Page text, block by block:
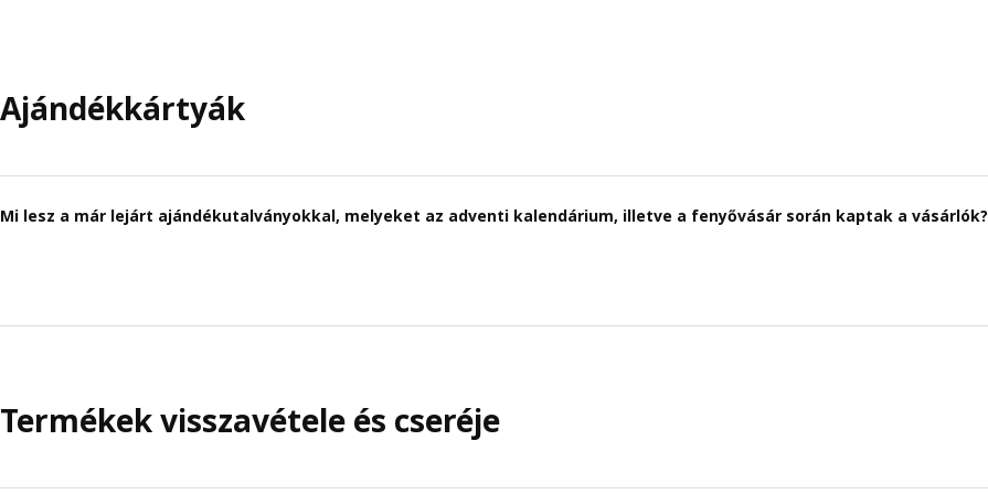
Ajándékkártyák
Mi lesz a már lejárt ajándékutalványokkal, melyeket az adventi kalendárium, illetve a fenyővásár során kaptak a vásárlók?
Termékek visszavétele és cseréje